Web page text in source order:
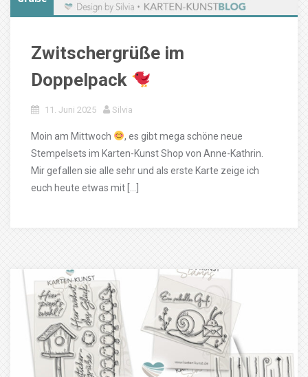
Zwitschergrüße im
Doppelpack
11. Juni 2025 Silvia
Moin am Mittwoch
, es gibt mega schöne neue
Stempelsets im Karten-Kunst Shop von Anne-Kathrin.
Mir gefallen sie alle sehr und als erste Karte zeige ich
euch heute etwas mit […]